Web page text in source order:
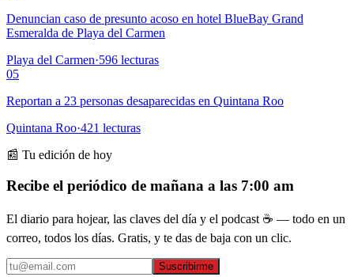
Denuncian caso de presunto acoso en hotel BlueBay Grand
Esmeralda de Playa del Carmen
Playa del Carmen·596 lecturas
05
Reportan a 23 personas desaparecidas en Quintana Roo
Quintana Roo·421 lecturas
📰 Tu edición de hoy
Recibe el periódico de mañana a las 7:00 am
El diario para hojear, las claves del día y el podcast ☕ — todo en un
correo, todos los días. Gratis, y te das de baja con un clic.
Suscribirme